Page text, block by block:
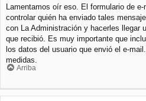
Lamentamos oír eso. El formulario de
controlar quién ha enviado tales
con La Administración y hacerles llegar
que recibió. Es muy importante que
los datos del usuario que envió el e-
medidas.
Arriba